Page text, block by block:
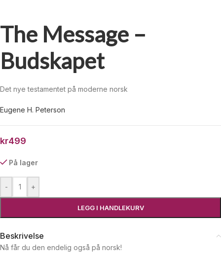
The Message –
Budskapet
Det nye testamentet på moderne norsk
Eugene H. Peterson
kr499
På lager
- +
LEGG I HANDLEKURV
Beskrivelse
Nå får du den endelig også på norsk!